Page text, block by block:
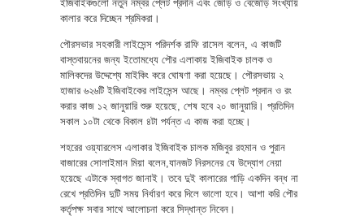
ইজিবাইকগুলো নতুন নম্বর প্লেট প্রদান এবং জোড় ও বেজোড় সংখ্যায়
কালার করে দিচ্ছেন শ্রমিকরা।
পৌরসভার সহকারী লাইসেন্স পরিদর্শক রাফি রাসেল বলেন, এ কাজটি
বাস্তবায়নের জন্য ইতোমধ্যে পৌর এলাকায় ইজিবাইক চালক ও
মালিকদের উদ্দেশ্যে মাইকিং করে ঘোষণা করা হয়েছে। পৌরসভায় ২
হাজার ৬২৬টি ইজিবাইকের লাইসেন্স আছে। নম্বর প্লেট প্রদান ও রং
করার কাজ ১২ জানুয়ারি শুরু হয়েছে, শেষ হবে ২০ জানুয়ারি। প্রতিদিন
সকাল ১০টা থেকে বিকাল ৪টা পর্যন্ত এ কাজ করা হচ্ছে।
শহরের ওয়্যারলেস এলাকার ইজিবাইক চালক মজিবুর রহমান ও পুরান
বাজারের সোলাইমান মিয়া বলেন,যানজট নিরসনের যে উদ্যোগ নেয়া
হয়েছে এটাকে স্বাগত জানাই। তবে দুই কালারের গাড়ি একদিন বন্ধ না
রেখে প্রতিদিন দুটি সময় নির্ধারণ করে দিলে ভালো হবে। আশা করি পৌর
কর্তৃপক্ষ সবার সাথে আলোচনা করে সিদ্ধান্ত নিবেন।